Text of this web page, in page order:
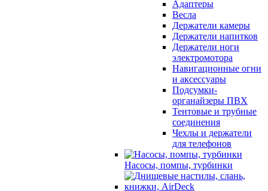
Адаптеры
Весла
Держатели камеры
Держатели напитков
Держатели ноги
электромотора
Навигационные огни
и аксессуары
Подсумки-
органайзеры ПВХ
Тентовые и трубные
соединения
Чехлы и держатели
для телефонов
Насосы, помпы, турбинки